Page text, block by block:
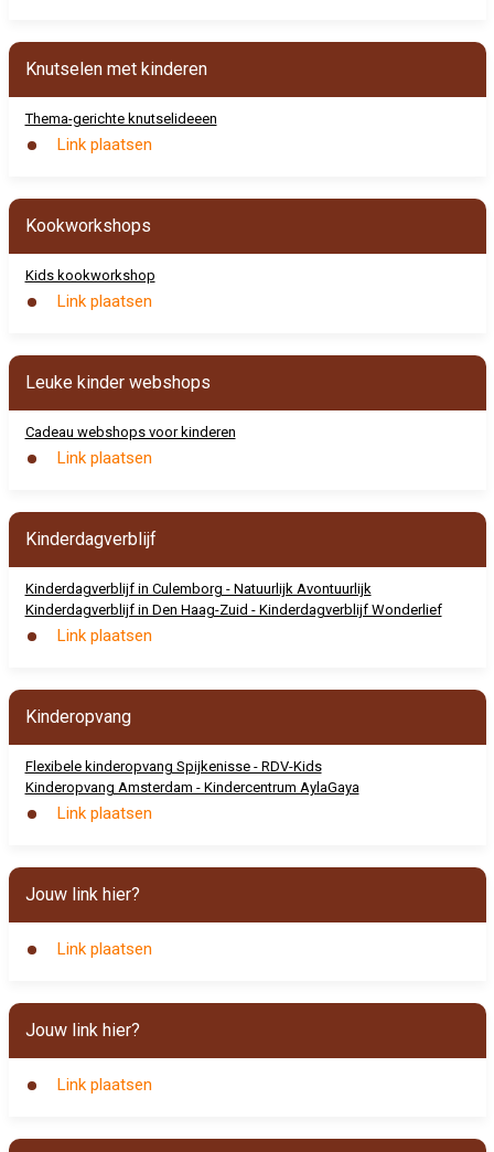
Knutselen met kinderen
Thema-gerichte knutselideeen
Link plaatsen
Kookworkshops
Kids kookworkshop
Link plaatsen
Leuke kinder webshops
Cadeau webshops voor kinderen
Link plaatsen
Kinderdagverblijf
Kinderdagverblijf in Culemborg - Natuurlijk Avontuurlijk
Kinderdagverblijf in Den Haag-Zuid - Kinderdagverblijf Wonderlief
Link plaatsen
Kinderopvang
Flexibele kinderopvang Spijkenisse - RDV-Kids
Kinderopvang Amsterdam - Kindercentrum AylaGaya
Link plaatsen
Jouw link hier?
Link plaatsen
Jouw link hier?
Link plaatsen